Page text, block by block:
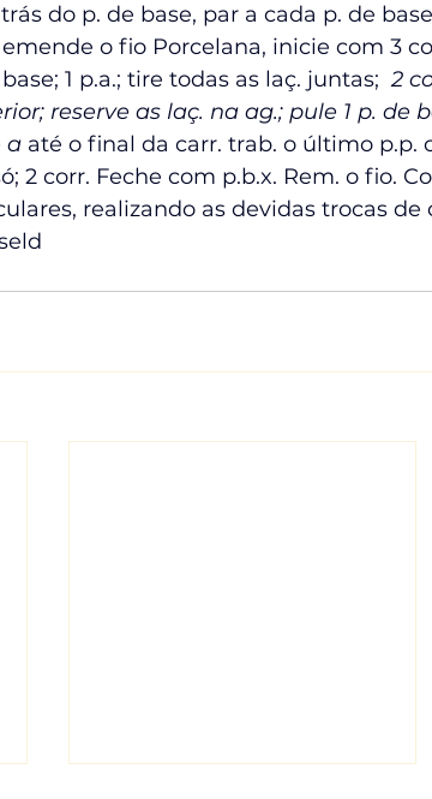
do p. de base, par a cada p. de
emende o fio Porcelana, inicie com 3
1 p.a.; tire todas as laç. juntas; 2
reserve as laç. na ag.; pule 1 p. de
a até o final da carr. trab. o último p.p.
2 corr. Feche com p.b.x. Rem. o fio.
realizando as devidas trocas de